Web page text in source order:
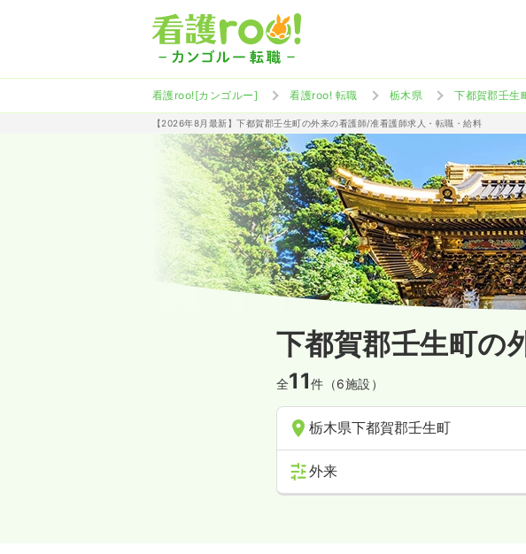
看護roo![カンゴルー] 看護roo! 転職 栃木県 下都賀郡壬生
【2026年8月最新】下都賀郡壬生町の外来の看護師/准看護師求人・転職・給料
下都賀郡壬生町の
全11件（6施設）
栃木県下都賀郡壬生町
外来